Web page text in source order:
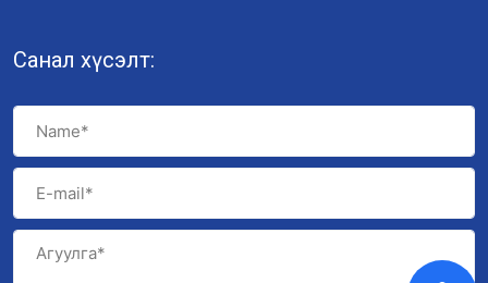
Санал хүсэлт: